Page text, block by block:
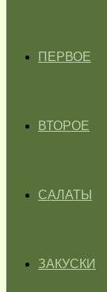
ПЕРВОЕ
ВТОРОЕ
САЛАТЫ
ЗАКУСКИ